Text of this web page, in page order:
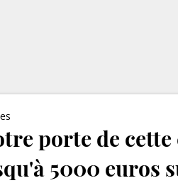
porte de
5000 euros